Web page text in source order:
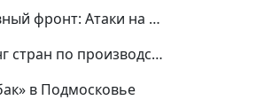
Топливный фронт: Атаки на НПЗ Украины
Рейтинг стран по производству чипов
в Подмосковье